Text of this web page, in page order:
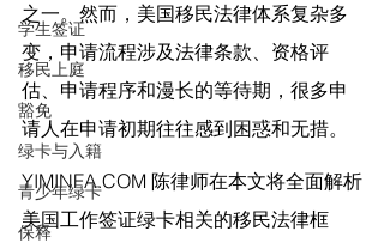
学生签证
移民上庭
豁免
绿卡与入籍
青少年绿卡
保释
之一。然而，美国移民法律体系复杂多
变，申请流程涉及法律条款、资格评
估、申请程序和漫长的等待期，很多申
请人在申请初期往往感到困惑和无措。
YIMINFA.COM 陈律师在本文将全面解析
美国工作签证绿卡相关的移民法律框